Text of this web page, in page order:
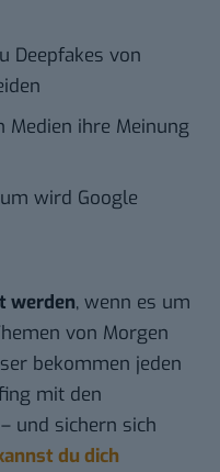
Deepfakes von
Medien ihre Meinung
wird Google
werden, wenn es um
von Morgen
bekommen jeden
mit den
und sichern sich
du dich